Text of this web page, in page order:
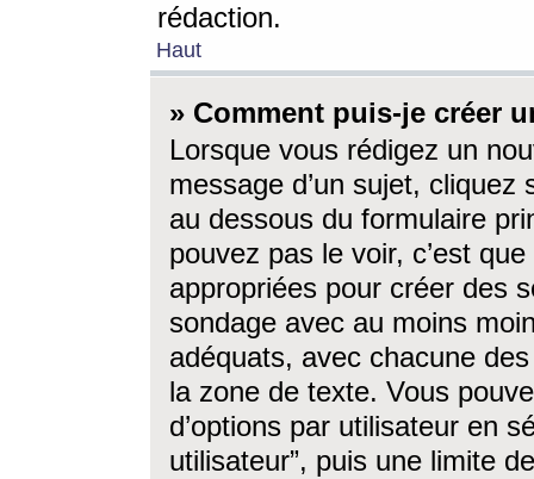
rédaction.
Haut
» Comment puis-je créer
Lorsque vous rédigez un
message d’un sujet, cliquez
au dessous du formulaire
pouvez pas le voir, c’est
appropriées pour créer des
sondage avec au moins
adéquats, avec chacune
la zone de texte. Vous
d’options par utilisateur en
utilisateur”, puis une limite